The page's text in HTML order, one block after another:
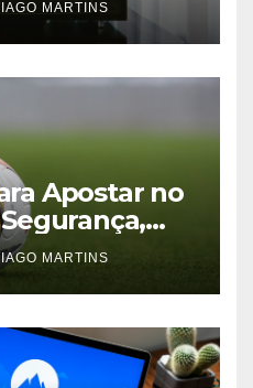
MARTINS
Apostar no
MARTINS